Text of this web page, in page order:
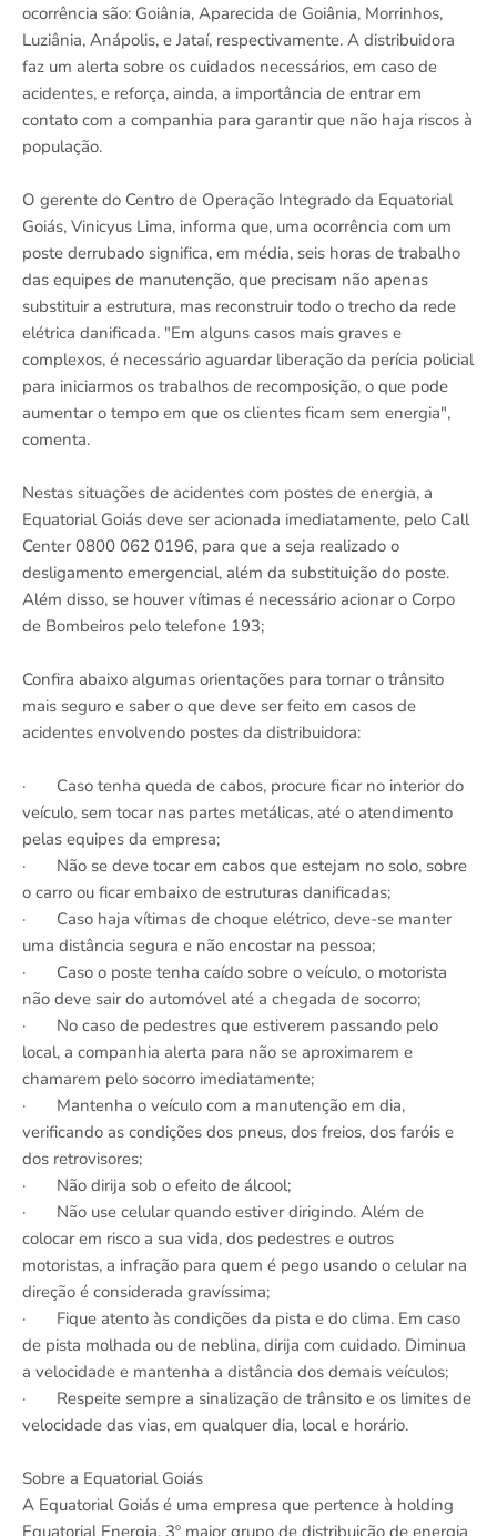
ocorrência são: Goiânia, Aparecida de Goiânia, Morrinhos,
Luziânia, Anápolis, e Jataí, respectivamente. A distribuidora
faz um alerta sobre os cuidados necessários, em caso de
acidentes, e reforça, ainda, a importância de entrar em
contato com a companhia para garantir que não haja riscos à
população.
O gerente do Centro de Operação Integrado da Equatorial
Goiás, Vinicyus Lima, informa que, uma ocorrência com um
poste derrubado significa, em média, seis horas de trabalho
das equipes de manutenção, que precisam não apenas
substituir a estrutura, mas reconstruir todo o trecho da rede
elétrica danificada. "Em alguns casos mais graves e
complexos, é necessário aguardar liberação da perícia policial
para iniciarmos os trabalhos de recomposição, o que pode
aumentar o tempo em que os clientes ficam sem energia",
comenta.
Nestas situações de acidentes com postes de energia, a
Equatorial Goiás deve ser acionada imediatamente, pelo Call
Center 0800 062 0196, para que a seja realizado o
desligamento emergencial, além da substituição do poste.
Além disso, se houver vítimas é necessário acionar o Corpo
de Bombeiros pelo telefone 193;
Confira abaixo algumas orientações para tornar o trânsito
mais seguro e saber o que deve ser feito em casos de
acidentes envolvendo postes da distribuidora:
· Caso tenha queda de cabos, procure ficar no interior do
veículo, sem tocar nas partes metálicas, até o atendimento
pelas equipes da empresa;
· Não se deve tocar em cabos que estejam no solo, sobre
o carro ou ficar embaixo de estruturas danificadas;
· Caso haja vítimas de choque elétrico, deve-se manter
uma distância segura e não encostar na pessoa;
· Caso o poste tenha caído sobre o veículo, o motorista
não deve sair do automóvel até a chegada de socorro;
· No caso de pedestres que estiverem passando pelo
local, a companhia alerta para não se aproximarem e
chamarem pelo socorro imediatamente;
· Mantenha o veículo com a manutenção em dia,
verificando as condições dos pneus, dos freios, dos faróis e
dos retrovisores;
· Não dirija sob o efeito de álcool;
· Não use celular quando estiver dirigindo. Além de
colocar em risco a sua vida, dos pedestres e outros
motoristas, a infração para quem é pego usando o celular na
direção é considerada gravíssima;
· Fique atento às condições da pista e do clima. Em caso
de pista molhada ou de neblina, dirija com cuidado. Diminua
a velocidade e mantenha a distância dos demais veículos;
· Respeite sempre a sinalização de trânsito e os limites de
velocidade das vias, em qualquer dia, local e horário.
Sobre a Equatorial Goiás
A Equatorial Goiás é uma empresa que pertence à holding